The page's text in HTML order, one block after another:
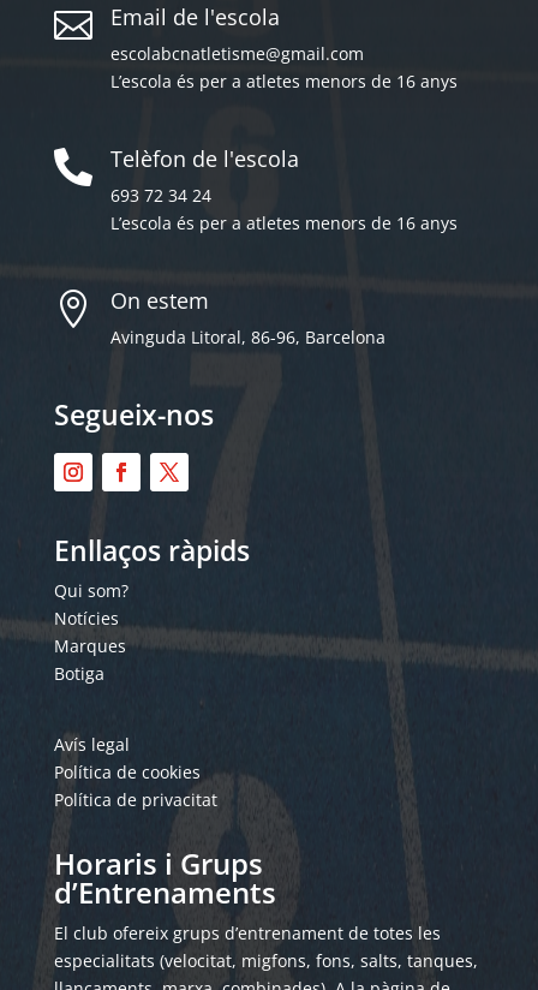
 Email de l'escola
escolabcnatletisme@gmail.com
L’escola és per a atletes menors de 16 anys
 Telèfon de l'escola
693 72 34 24
L’escola és per a atletes menors de 16 anys
 On estem
Avinguda Litoral, 86-96, Barcelona
Segueix-nos
Enllaços ràpids
Qui som?
Notícies
Marques
Botiga
Avís legal
Política de cookies
Política de privacitat
Horaris i Grups
d’Entrenaments
El club ofereix grups d’entrenament de totes les
especialitats (velocitat, migfons, fons, salts, tanques,